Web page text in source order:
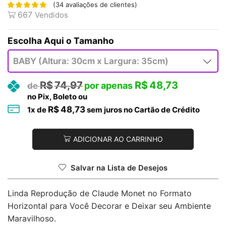
(34 avaliações de clientes)
667 Vendidos
Tamanho
R$74,97 R$48,73
no Pix, Boleto ou
1x de R$48,73sem juros no Cartão de Crédito
ADICIONAR AO CARRINHO
Salvar na Lista de Desejos
Linda Reprodução de Claude Monet no Formato
Horizontal para Você Decorar e Deixar seu Ambiente
Maravilhoso.